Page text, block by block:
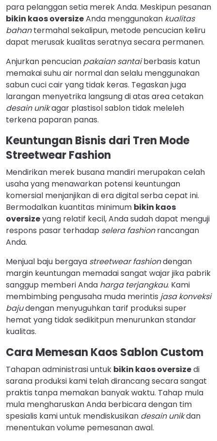
para pelanggan setia merek Anda. Meskipun pesanan
bikin kaos oversizeAnda menggunakan kualitas
bahantermahal sekalipun, metode pencucian keliru
dapat merusak kualitas seratnya secara permanen.
Anjurkan pencucian pakaian santaiberbasis katun
memakai suhu air normal dan selalu menggunakan
sabun cuci cair yang tidak keras. Tegaskan juga
larangan menyetrika langsung di atas area cetakan
desain unikagar plastisol sablon tidak meleleh
terkena paparan panas.
Keuntungan Bisnis dari Tren Mode
Streetwear Fashion
Mendirikan merek busana mandiri merupakan celah
usaha yang menawarkan potensi keuntungan
komersial menjanjikan di era digital serba cepat ini.
Bermodalkan kuantitas minimum bikin kaos
oversizeyang relatif kecil, Anda sudah dapat menguji
respons pasar terhadap selera fashionrancangan
Anda.
Menjual baju bergaya streetwear fashiondengan
margin keuntungan memadai sangat wajar jika pabrik
sanggup memberi Anda harga terjangkau. Kami
membimbing pengusaha muda merintis jasa konveksi
bajudengan menyuguhkan tarif produksi super
hemat yang tidak sedikitpun menurunkan standar
kualitas.
Cara Memesan Kaos Sablon Custom
Tahapan administrasi untuk bikin kaos oversizedi
sarana produksi kami telah dirancang secara sangat
praktis tanpa memakan banyak waktu. Tahap mula
mula mengharuskan Anda berbicara dengan tim
spesialis kami untuk mendiskusikan desain unikdan
menentukan volume pemesanan awal.